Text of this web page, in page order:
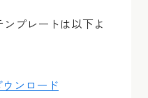
プレートは以下よ
ンロード